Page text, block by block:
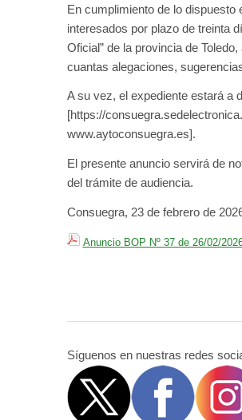
En cumplimiento de lo dispuesto
interesados por plazo de treinta
Oficial” de la provincia de
cuantas alegaciones,
A su vez, el expediente estará a
[https://
www.aytoconsuegra.es].
El presente anuncio servirá de
del trámite de audiencia.
Consuegra, 23 de febrero de
Anuncio BOP Nº 37 de 26/02/
Síguenos en nuestras redes